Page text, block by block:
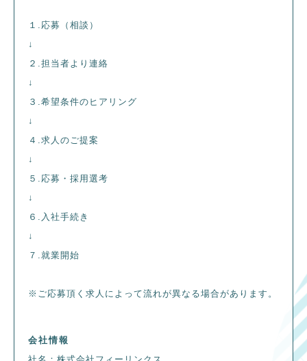
１.応募（相談）
↓
２.担当者より連絡
↓
３.希望条件のヒアリング
↓
４.求人のご提案
↓
５.応募・採用選考
↓
６.入社手続き
↓
７.就業開始
※ご応募頂く求人によって流れが異なる場合があります。
会社情報